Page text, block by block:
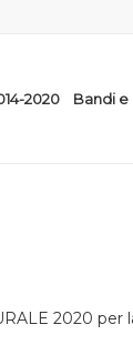
2020 Bandi
2020 per